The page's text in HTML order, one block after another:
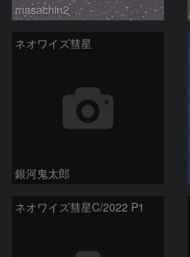
masachin2
ネオワイズ彗星
銀河鬼太郎
ネオワイズ彗星C/2022 P1